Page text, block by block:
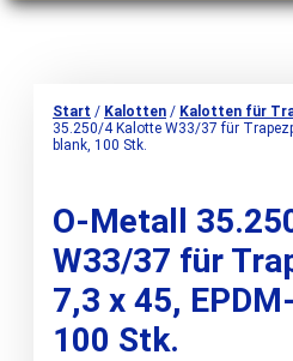
Start / Kalotten / Kalotten für
35.250/4 Kalotte W33/37 für
blank, 100 Stk.
O-Metall
W33/37 für
7,3 x 45,
100 Stk.